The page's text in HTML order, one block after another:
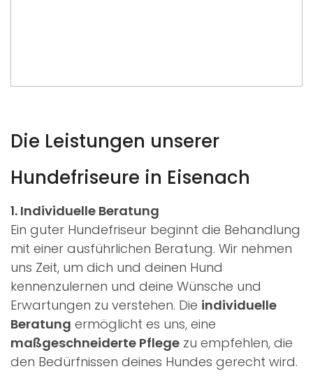
Die Leistungen unserer
Hundefriseure in Eisenach
1. Individuelle Beratung
Ein guter Hundefriseur beginnt die Behandlung
mit einer ausführlichen Beratung. Wir nehmen
uns Zeit, um dich und deinen Hund
kennenzulernen und deine Wünsche und
Erwartungen zu verstehen. Die individuelle
Beratung ermöglicht es uns, eine
maßgeschneiderte Pflege zu empfehlen, die
den Bedürfnissen deines Hundes gerecht wird.